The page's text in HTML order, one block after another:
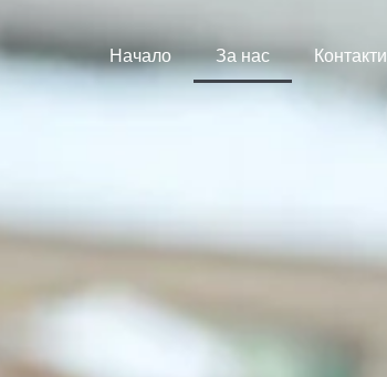
Начало За нас Контакти